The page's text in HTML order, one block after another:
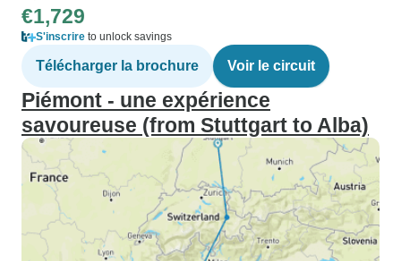
€1,729
S'inscrire to unlock savings
Télécharger la brochure Voir le circuit
Piémont - une expérience
savoureuse (from Stuttgart to Alba)